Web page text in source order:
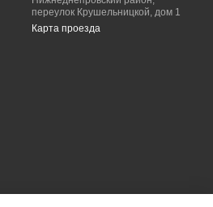
переулок Крушельницкой, дом 1
Карта проезда